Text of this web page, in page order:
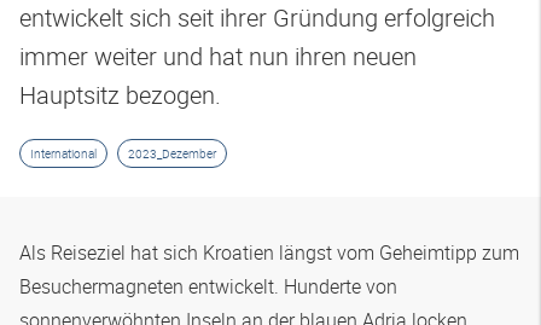
entwickelt sich seit ihrer Gründung erfolgreich
immer weiter und hat nun ihren neuen
Hauptsitz bezogen.
International 2023_Dezember
Als Reiseziel hat sich Kroatien längst vom Geheimtipp zum
Besuchermagneten entwickelt. Hunderte von